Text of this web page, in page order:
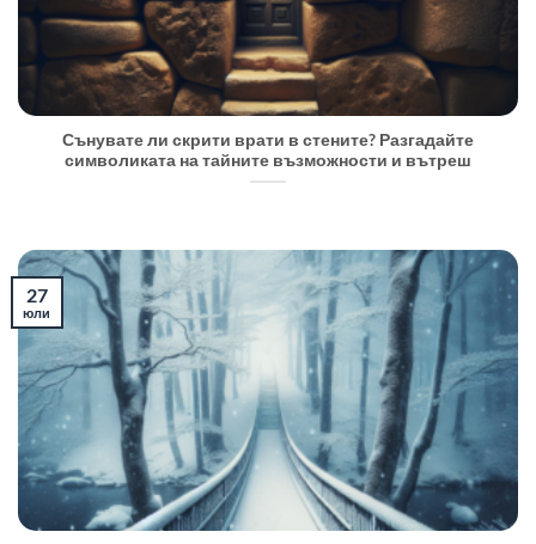
Сънувате ли скрити врати в стените? Разгадайте
символиката на тайните възможности и вътреш
27
юли